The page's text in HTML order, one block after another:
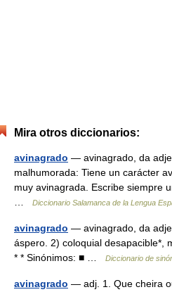
Mira otros diccionarios:
avinagrado — avinagrado, da
malhumorada: Tiene un carácter
muy avinagrada. Escribe siempre
Diccionario Salamanca de la Lengua
avinagrado — avinagrado, da
áspero. 2) coloquial desapacible*,
* * Sinónimos: ■ …
Diccionario de
avinagrado — adj. 1. Que cheira